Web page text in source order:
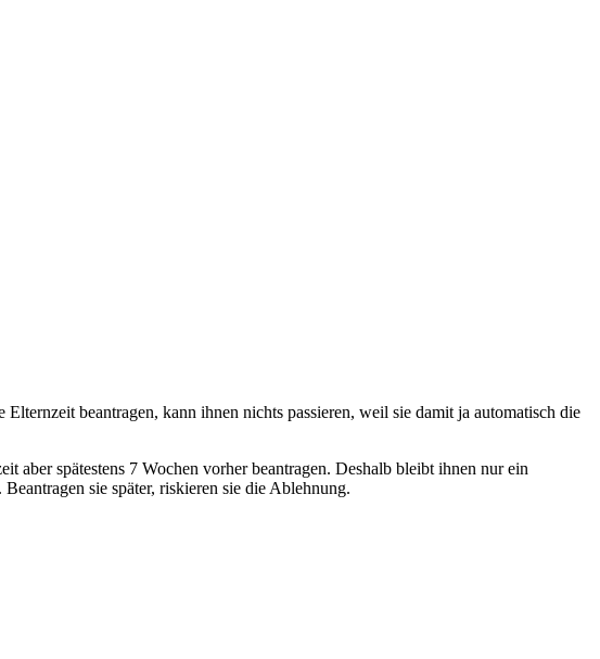
beantragen, kann ihnen nichts passieren, weil sie damit ja automatisch die
aber spätestens 7 Wochen vorher beantragen. Deshalb bleibt ihnen nur ein
sie später, riskieren sie die Ablehnung.